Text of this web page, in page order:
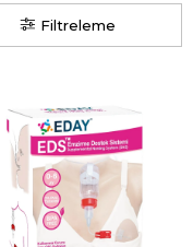
Filtreleme